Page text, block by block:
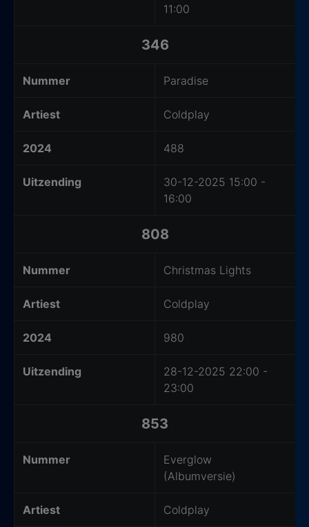
11:00
346
Nummer Paradise
Artiest Coldplay
2024 488
Uitzending
30-12-2025 15:00 -
16:00
808
Nummer Christmas Lights
Artiest Coldplay
2024 980
Uitzending
28-12-2025 22:00 -
23:00
853
Nummer
Everglow
(Albumversie)
Artiest Coldplay